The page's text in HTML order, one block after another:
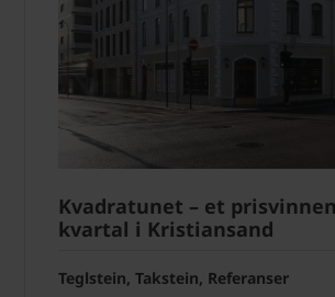
Kvadratunet – et
kvartal i Kristiansand
Teglstein, Takstein, Referanser